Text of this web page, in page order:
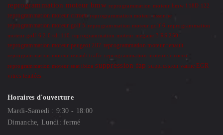
reprogrammation moteur bmw reprogrammation moteur bmw 118D 122
reprogrammation moteur citroen reprogrammation moteur essonne
reprogrammation moteur golf 5 reprogrammation moteur golf 6 reprogrammation
moteur golf 6 2.0 tdi 110 reprogrammation moteur megane 3 RS 250
reprogrammation moteur peugeot 207 reprogrammation moteur renault
reprogrammation moteur renault trafic reprogrammation moteur scirocco
reprogrammation moteur seat ibiza suppression fap suppression vanne EGR
vitres teintées
Horaires d'ouverture
Mardi-Samedi : 9:30 - 18:00
Dimanche, Lundi: fermé